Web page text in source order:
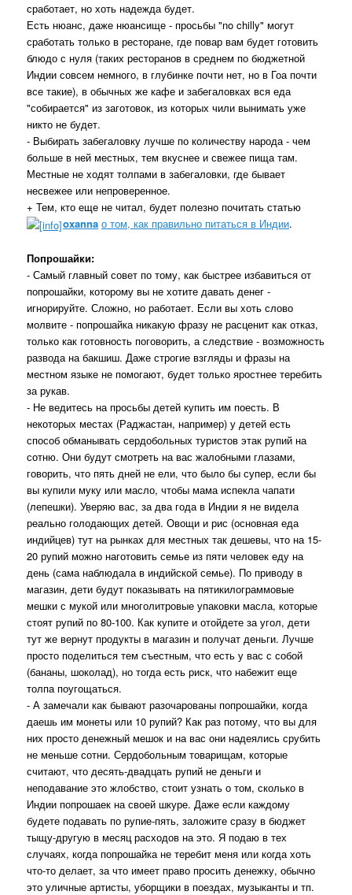
сработает, но хоть надежда будет.
Есть нюанс, даже нюансище - просьбы "no chilly" могут
сработать только в ресторане, где повар вам будет готовить
блюдо с нуля (таких ресторанов в среднем по бюджетной
Индии совсем немного, в глубинке почти нет, но в Гоа почти
все такие), в обычных же кафе и забегаловках вся еда
"собирается" из заготовок, из которых чили вынимать уже
никто не будет.
- Выбирать забегаловку лучше по количеству народа - чем
больше в ней местных, тем вкуснее и свежее пища там.
Местные не ходят толпами в забегаловки, где бывает
несвежее или непроверенное.
+ Тем, кто еще не читал, будет полезно почитать статью
oxanna о том, как правильно питаться в Индии.
Попрошайки:
- Самый главный совет по тому, как быстрее избавиться от
попрошайки, которому вы не хотите давать денег -
игнорируйте. Сложно, но работает. Если вы хоть слово
молвите - попрошайка никакую фразу не расценит как отказ,
только как готовность поговорить, а следствие - возможность
развода на бакшиш. Даже строгие взгляды и фразы на
местном языке не помогают, будет только яростнее теребить
за рукав.
- Не ведитесь на просьбы детей купить им поесть. В
некоторых местах (Раджастан, например) у детей есть
способ обманывать сердобольных туристов этак рупий на
сотню. Они будут смотреть на вас жалобными глазами,
говорить, что пять дней не ели, что было бы супер, если бы
вы купили муку или масло, чтобы мама испекла чапати
(лепешки). Уверяю вас, за два года в Индии я не видела
реально голодающих детей. Овощи и рис (основная еда
индийцев) тут на рынках для местных так дешевы, что на 15-
20 рупий можно наготовить семье из пяти человек еду на
день (сама наблюдала в индийской семье). По приводу в
магазин, дети будут показывать на пятикилограммовые
мешки с мукой или многолитровые упаковки масла, которые
стоят рупий по 80-100. Как купите и отойдете за угол, дети
тут же вернут продукты в магазин и получат деньги. Лучше
просто поделиться тем съестным, что есть у вас с собой
(бананы, шоколад), но тогда есть риск, что набежит еще
толпа поугощаться.
- А замечали как бывают разочарованы попрошайки, когда
даешь им монеты или 10 рупий? Как раз потому, что вы для
них просто денежный мешок и на вас они надеялись срубить
не меньше сотни. Сердобольным товарищам, которые
считают, что десять-двадцать рупий не деньги и
неподавание это жлобство, стоит узнать о том, сколько в
Индии попрошаек на своей шкуре. Даже если каждому
будете подавать по рупие-пять, заложите сразу в бюджет
тыщу-другую в месяц расходов на это. Я подаю в тех
случаях, когда попрошайка не теребит меня или когда хоть
что-то делает, за что имеет право просить денежку, обычно
это уличные артисты, уборщики в поездах, музыканты и тп.